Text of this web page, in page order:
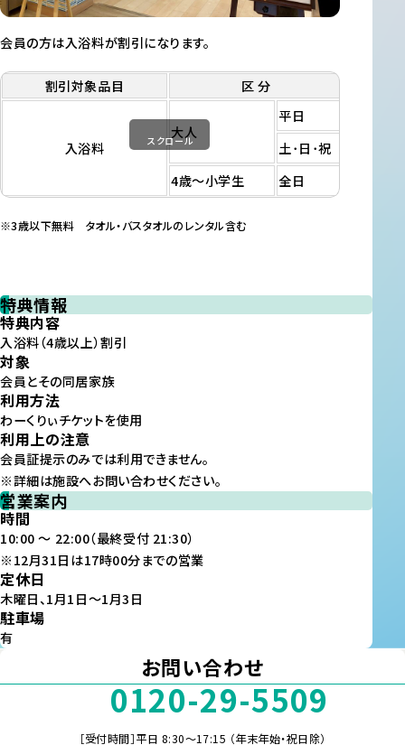
会員の方は入浴料が割引になります。
割引対象品目 区 分
入浴料
大人
平日
土･日･祝
4歳～小学生
全日
スクロール
※3歳以下無料 タオル・バスタオルのレンタル含む
特典情報
特典内容
入浴料（4歳以上）割引
対象
会員とその同居家族
利用方法
わーくりぃチケットを使用
利用上の注意
会員証提示のみでは利用できません。
※詳細は施設へお問い合わせください。
営業案内
時間
10:00 ～ 22:00（最終受付 21:30）
※12月31日は17時00分までの営業
定休日
木曜日、1月1日～1月3日
駐車場
有
お問い合わせ
0120-29-5509
［受付時間］平日 8:30～17:15 （年末年始・祝日除）